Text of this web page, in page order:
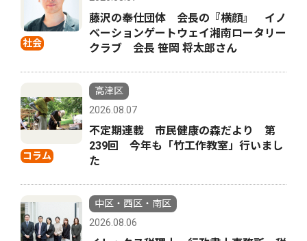
社会
藤沢の奉仕団体 会長の『横顔』 イノ
ベーションゲートウェイ湘南ロータリー
クラブ 会長 笹岡 将太郎さん
コラム
高津区
2026.08.07
不定期連載 市民健康の森だより 第
239回 今年も「竹工作教室」行いまし
た
中区・西区・南区
2026.08.06